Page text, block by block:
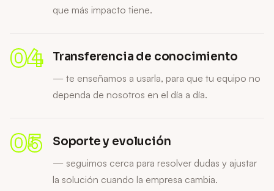
que más impacto tiene.
04 Transferencia de conocimiento
— te enseñamos a usarla, para que tu equipo no
dependa de nosotros en el día a día.
05 Soporte y evolución
— seguimos cerca para resolver dudas y ajustar
la solución cuando la empresa cambia.